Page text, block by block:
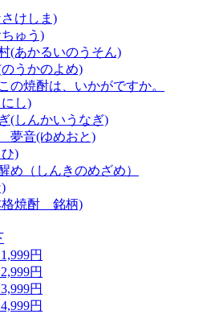
けしま)
ゅう)
(あかるいのうそん)
うかのよめ)
焼酎は、いかがですか。
し)
(しんかいうなぎ)
夢音(ゆめおと)
)
め（しんきのめざめ）
格焼酎 銘柄)
円
円
円
円